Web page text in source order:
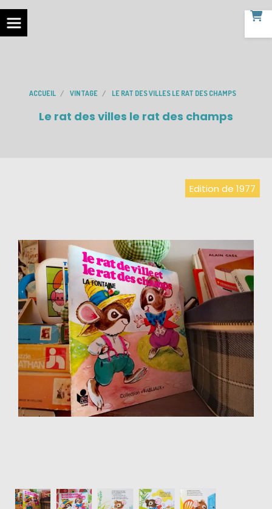
ACCUEIL VINTAGE LE RAT DES VILLES LE RAT DES CHAMPS
Le rat des villes le rat des champs
Edition de 1977